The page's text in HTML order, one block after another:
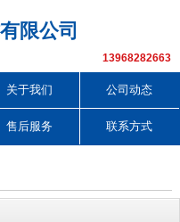
限公司
13968282663
关于我们 公司动态
售后服务 联系方式